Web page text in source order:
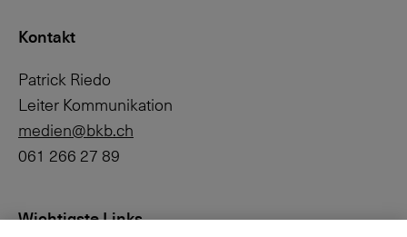
Kontakt
Patrick Riedo
Leiter Kommunikation
medien@bkb.ch
061 266 27 89
Wichtigste Links